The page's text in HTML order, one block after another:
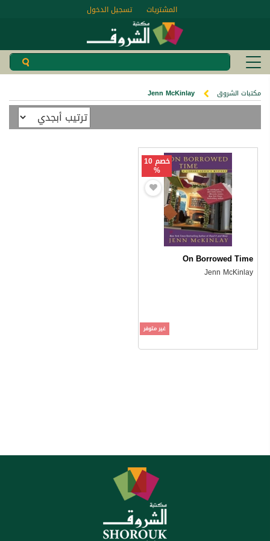
تسجيل الدخول المشتريات
مكتبات الشروق Jenn McKinlay
خصم 10
%
On Borrowed Time
Jenn McKinlay
غير متوفر